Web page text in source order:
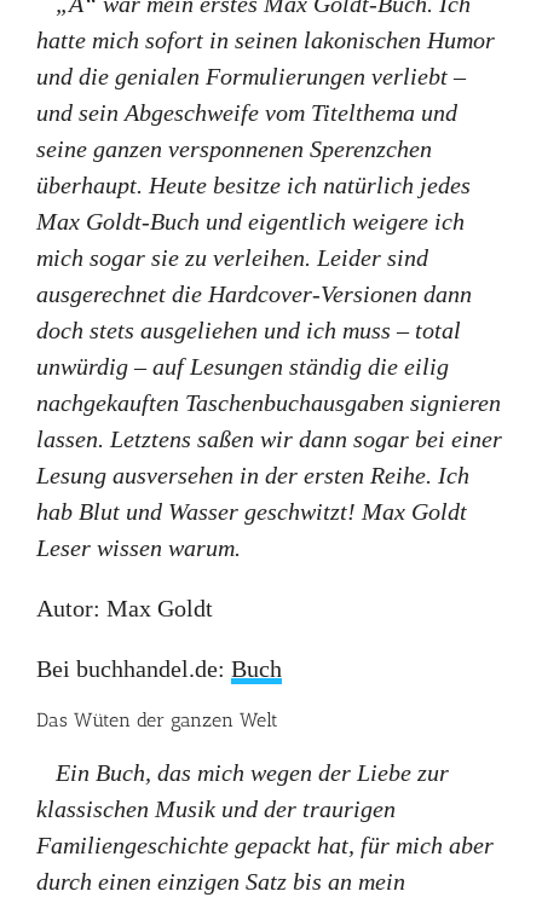
hatte mich sofort in seinen lakonischen Humor
und die genialen Formulierungen verliebt –
und sein Abgeschweife vom Titelthema und
seine ganzen versponnenen Sperenzchen
überhaupt. Heute besitze ich natürlich jedes
Max Goldt-Buch und eigentlich weigere ich
mich sogar sie zu verleihen. Leider sind
ausgerechnet die Hardcover-Versionen dann
doch stets ausgeliehen und ich muss – total
unwürdig – auf Lesungen ständig die eilig
nachgekauften Taschenbuchausgaben signieren
lassen. Letztens saßen wir dann sogar bei einer
Lesung ausversehen in der ersten Reihe. Ich
hab Blut und Wasser geschwitzt! Max Goldt
Leser wissen warum.
Autor: Max Goldt
Bei buchhandel.de: Buch
Das Wüten der ganzen Welt
Ein Buch, das mich wegen der Liebe zur
klassischen Musik und der traurigen
Familiengeschichte gepackt hat, für mich aber
durch einen einzigen Satz bis an mein